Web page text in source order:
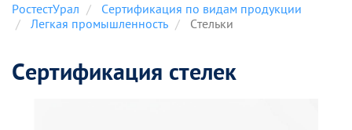
РостестУрал
Сертификация по видам продукции
Легкая промышленность
Стельки
Сертификация стелек